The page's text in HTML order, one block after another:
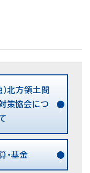
)北方領土問
策協会につ
・基金